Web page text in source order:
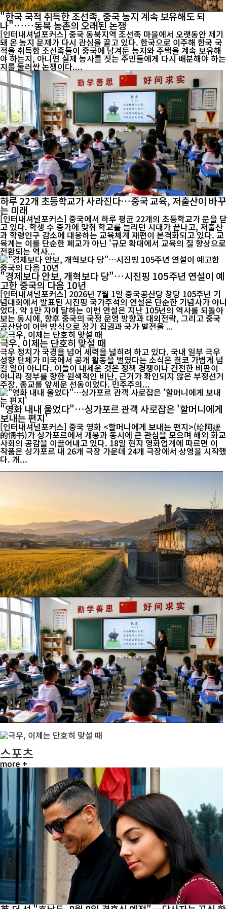
"한국 국적 취득한 조선족, 중국 농지 계속 보유해도 되
나"……동북 농촌의 오래된 논쟁
[인터내셔널포커스] 중국 동북지역 조선족 마을에서 오랫동안 제기
돼 온 농지 문제가 다시 관심을 끌고 있다. 한국으로 이주해 한국 국
적을 취득한 조선족들이 중국에 남겨둔 농지와 주택을 계속 보유해
야 하는지, 아니면 실제 농사를 짓는 주민들에게 다시 배분해야 하는
지를 둘러싼 논쟁이다....
하루 22개 초등학교가 사라진다…중국 교육, 저출산이 바꾸
는 미래
[인터내셔널포커스] 중국에서 하루 평균 22개의 초등학교가 문을 닫
고 있다. 학생 수 증가에 맞춰 학교를 늘리던 시대가 끝나고, 저출산
과 학령인구 감소에 대응하는 교육체계 재편이 본격화되고 있다. 교
육계는 이를 단순한 폐교가 아닌 '규모 확대에서 교육의 질 향상으로
전환되는 역사...
"경제보다 안보, 개혁보다 당"…시진핑 105주년 연설이 예
고한 중국의 다음 10년
[인터내셔널포커스] 2026년 7월 1일 중국공산당 창당 105주년 기
념대회에서 발표된 시진핑 국가주석의 연설은 단순한 기념사가 아니
었다. 약 1만 자에 달하는 이번 연설은 지난 105년의 역사를 되돌아
보는 동시에, 향후 중국의 국정 운영 방향과 대외전략, 그리고 중국
공산당이 어떤 방식으로 장기 집권과 국가 발전을 ...
극우, 이제는 단호히 맞설 때
극우 정치가 국경을 넘어 세력을 넓히려 하고 있다. 국내 일부 극우
성향 단체가 미국에서 공개 활동을 벌였다는 소식은 결코 가볍게 넘
길 일이 아니다. 이들이 내세운 것은 정책 경쟁이나 건전한 비판이
아니라 정부를 향한 원색적인 비난, 근거가 확인되지 않은 부정선거
주장, 종교를 앞세운 선동이었다. 민주주의...
"영화 내내 울었다"…싱가포르 관객 사로잡은 '할머니에게
보내는 편지'
[인터내셔널포커스] 중국 영화 <할머니에게 보내는 편지>(给阿嬷
的情书)가 싱가포르에서 개봉과 동시에 큰 관심을 모으며 해외 화교
사회의 공감을 이끌어내고 있다. 18일 현지 영화업계에 따르면 이
작품은 싱가포르 내 26개 극장 가운데 24개 극장에서 상영을 시작했
다. 개...
스포츠
more +